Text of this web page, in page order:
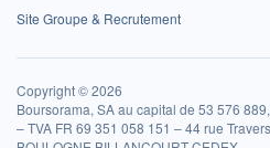
Site Groupe & Recrutement
Copyright © 2026
Boursorama, SA au capital de 53 576
– TVA FR 69 351 058 151 – 44 rue